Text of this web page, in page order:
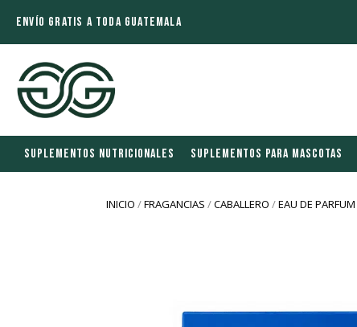
ENVÍO GRATIS A TODA GUATEMALA
SUPLEMENTOS NUTRICIONALES SUPLEMENTOS PARA MASCOTAS
INICIO /FRAGANCIAS /CABALLERO /EAU DE PARFUM